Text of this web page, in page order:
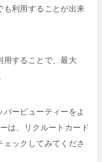
も利用することが出来
用することで、最大
ービューティーをよ
は、リクルートカード
ックしてみてくださ